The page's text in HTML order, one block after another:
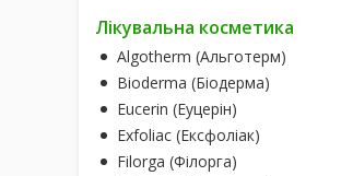
Лікувальна косметика
Algotherm (Альготерм)
Bioderma (Біодерма)
Eucerin (Еуцерін)
Exfoliac (Ексфоліак)
Filorga (Філорга)